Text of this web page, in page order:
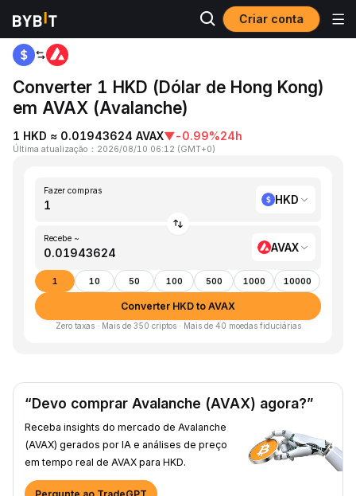
Criar conta
Página inicial
Converter 1 HKD (Dólar de Hong Kong)
em AVAX (Avalanche)
1 HKD ≈ 0.01943624 AVAX▼-0.99%24h
Última atualização ： 2026/08/10 06:12 (GMT+0)
Fazer compras
HKD
Recebe ~
AVAX
1 10 50 100 500 1000 10000
Converter HKD to AVAX
Zero taxas · Mais de 350 criptos · Mais de 40 moedas fiduciárias
“Devo comprar Avalanche (AVAX) agora?”
Receba insights do mercado de Avalanche
(AVAX) gerados por IA e análises de preço
em tempo real de AVAX para HKD.
Pergunte ao TradeGPT